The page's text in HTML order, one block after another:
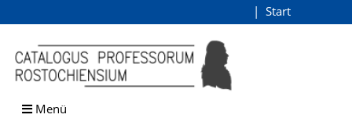
Browsen
direkt zum Inhalt
Start
Menü